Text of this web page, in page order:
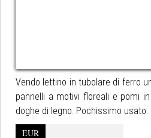
Vendo lettino in tubolare di ferro
pannelli a motivi floreali e pomi
doghe di legno. Pochissimo
EUR